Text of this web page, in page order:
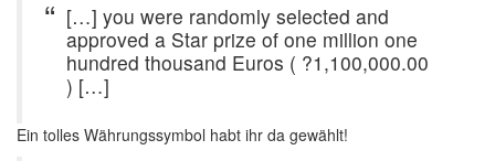
[…] you were randomly selected and
approved a Star prize of one million one
hundred thousand Euros ( ?1,100,000.00
) […]
Ein tolles Währungssymbol habt ihr da gewählt!